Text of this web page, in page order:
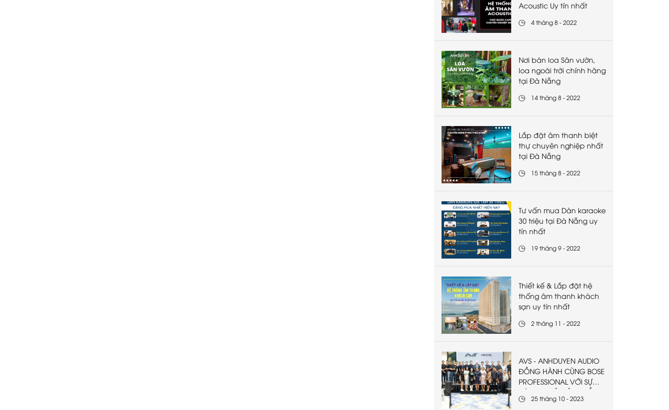
Acoustic Uy tín nhất
4 tháng 8 - 2022
Nơi bán loa Sân vườn,
loa ngoài trời chính hãng
tại Đà Nẵng
14 tháng 8 - 2022
Lắp đặt âm thanh biệt
thự chuyên nghiệp nhất
tại Đà Nẵng
15 tháng 8 - 2022
Tư vấn mua Dàn karaoke
30 triệu tại Đà Nẵng uy
tín nhất
19 tháng 9 - 2022
Thiết kế & Lắp đặt hệ
thống âm thanh khách
sạn uy tín nhất
2 tháng 11 - 2022
AVS - ANHDUYEN AUDIO
ĐỒNG HÀNH CÙNG BOSE
PROFESSIONAL VỚI SỰ
MỚI AMM VÀ VB-S
25 tháng 10 - 2023